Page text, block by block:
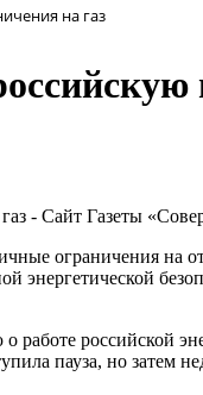
на газ
ограничения на
энергетической
российской
пауза, но затем